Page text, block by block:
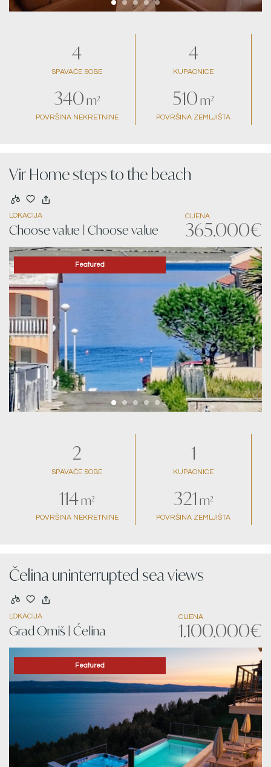
4
SPAVAĆE SOBE
4
KUPAONICE
340 m²
POVRŠINA NEKRETNINE
510 m²
POVRŠINA ZEMLJIŠTA
Vir Home steps to the beach
LOKACIJA
Choose value Choose value
CIJENA
365.000€
Featured
2
SPAVAĆE SOBE
1
KUPAONICE
114m²
POVRŠINA NEKRETNINE
321 m²
POVRŠINA ZEMLJIŠTA
Čelina uninterrupted sea views
LOKACIJA
Grad Omiš | Ćelina
CIJENA
1.100.000€
Featured